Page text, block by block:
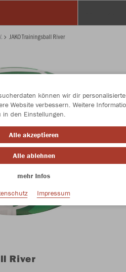
JAKO Trainingsball River
River
können wir dir personalisierte
Website verbessern. Weitere
in den Einstellungen.
Alle akzeptieren
Alle ablehnen
mehr Infos
Impressum